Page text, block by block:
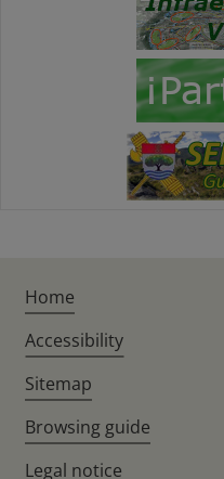
Home
Accessibility
Sitemap
Browsing guide
Legal notice